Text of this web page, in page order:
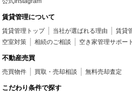
賃貸管理について
賃貸管理トップ 当社が選ばれる理由 賃貸
空室対策
相続のご相談 空き家管理サポート
不動産売買
売買物件 買取・売却相談 無料売却査定
こだわり条件で探す